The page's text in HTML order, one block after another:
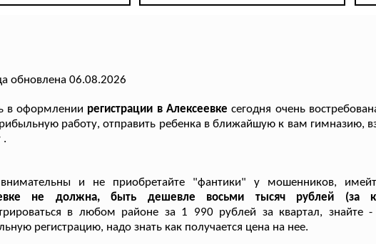
обновлена 06.08.2026
в оформлении регистрации в Алексеевкесегодня очень
работу, отправить ребенка в ближайшую к вам гимназию,
.
внимательны и не приобретайте "фантики" у мошенников,
не должна, быть дешевле восьми тысяч рублей (за
в любом районе за 1 990 рублей за квартал,
регистрацию, надо знать как получается цена на нее.